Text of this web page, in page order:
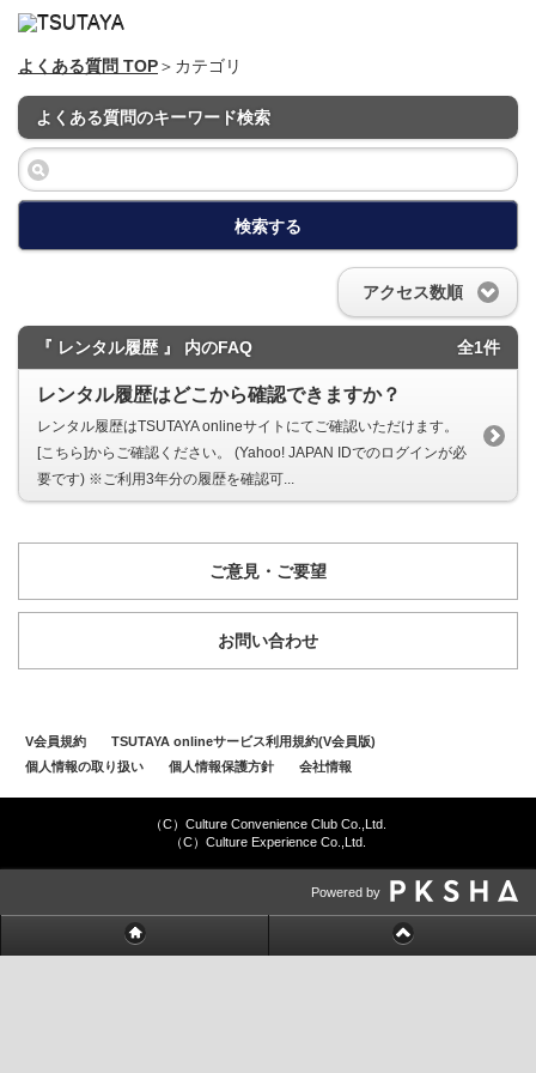
よくある質問 TOP＞カテゴリ
よくある質問のキーワード検索
検索する
アクセス数順
『 レンタル履歴 』 内のFAQ 全1件
レンタル履歴はどこから確認できますか？
レンタル履歴はTSUTAYA onlineサイトにてご確認いただけます。
[こちら]からご確認ください。 (Yahoo! JAPAN IDでのログインが必
要です) ※ご利用3年分の履歴を確認可...
ご意見・ご要望
お問い合わせ
V会員規約
TSUTAYA onlineサービス利用規約(V会員版)
個人情報の取り扱い
個人情報保護方針 会社情報
（C）Culture Convenience Club Co.,Ltd.
（C）Culture Experience Co.,Ltd.
Powered by